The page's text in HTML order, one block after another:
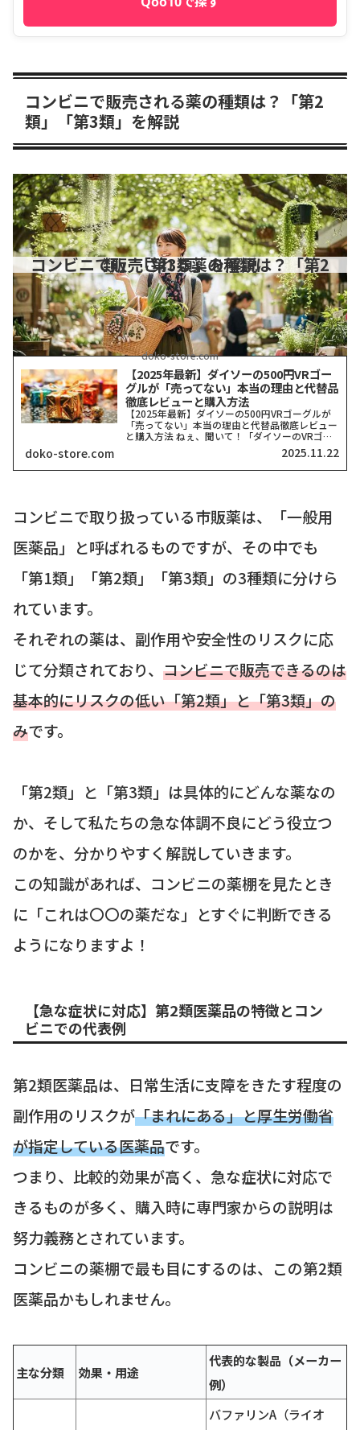
コンビニで販売される薬の種類は？「第2
類」「第3類」を解説
doko-store.com
コンビニで販売される薬の種類は？「第2類」「第3類」を解説
【2025年最新】ダイソーの500円VRゴー
グルが「売ってない」本当の理由と代替品
徹底レビューと購入方法
【2025年最新】ダイソーの500円VRゴーグルが
「売ってない」本当の理由と代替品徹底レビュー
と購入方法 ねぇ、聞いて！「ダイソーのVRゴー
グル、どこにも売ってない！」って検索したそこ
のアナタ、同じ気持ちでここに来てくれましたよ
ね？一時期、...
doko-store.com 2025.11.22
コンビニで取り扱っている市販薬は、「一般用
医薬品」と呼ばれるものですが、その中でも
「第1類」「第2類」「第3類」の3種類に分けら
れています。
それぞれの薬は、副作用や安全性のリスクに応
じて分類されており、 コンビニで販売できるのは
基本的にリスクの低い「第2類」と「第3類」の
みです。
「第2類」と「第3類」は具体的にどんな薬なの
か、そして私たちの急な体調不良にどう役立つ
のかを、分かりやすく解説していきます。
この知識があれば、コンビニの薬棚を見たとき
に「これは〇〇の薬だな」とすぐに判断できる
ようになりますよ！
【急な症状に対応】第2類医薬品の特徴とコン
ビニでの代表例
第2類医薬品は、日常生活に支障をきたす程度の
副作用のリスクが「まれにある」と厚生労働省
が指定している医薬品です。
つまり、比較的効果が高く、急な症状に対応で
きるものが多く、購入時に専門家からの説明は
努力義務とされています。
コンビニの薬棚で最も目にするのは、この第2類
医薬品かもしれません。
主な分類 効果・用途
代表的な製品（メーカー
例）
バファリンA（ライオ